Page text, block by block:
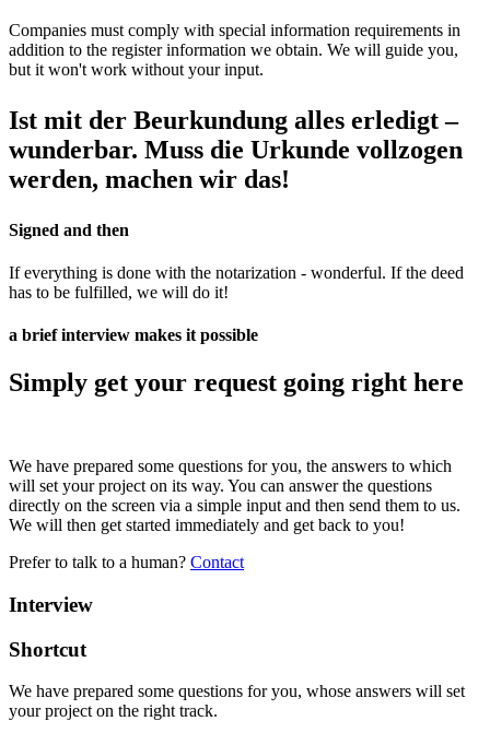
Companies must comply with special information requirements in
addition to the register information we obtain. We will guide you,
but it won't work without your input.
Ist mit der Beurkundung alles erledigt –
wunderbar. Muss die Urkunde vollzogen
werden, machen wir das!
Signed and then
If everything is done with the notarization - wonderful. If the deed
has to be fulfilled, we will do it!
a brief interview makes it possible
Simply get your request going right here
We have prepared some questions for you, the answers to which
will set your project on its way. You can answer the questions
directly on the screen via a simple input and then send them to us.
We will then get started immediately and get back to you!
Prefer to talk to a human? Contact
Interview
Shortcut
We have prepared some questions for you, whose answers will set
your project on the right track.